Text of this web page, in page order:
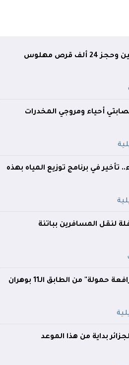
قرص مهلوس
أحياء ومروجي المخدرات
تأخير في برنامج توزيع المياه بهذه
لنقل المسافرين بباتنة
من الطابق الـ11 بوهران
بداية من هذا الموعد